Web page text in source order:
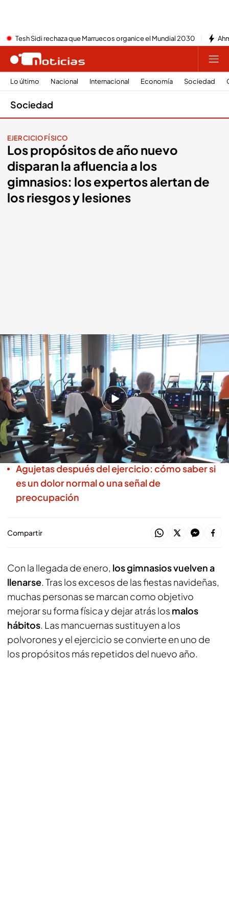
Tesh Sidi rechaza que Marruecos organice el Mundial 2030
Lo último Nacional Internacional Economía Sociedad
Sociedad
EJERCICIO FÍSICO
Los propósitos de año nuevo
disparan la afluencia a los
gimnasios: los expertos alertan de
los riesgos y lesiones
Los expertos alertan de los riesgos y lesiones que se pueden producir en el
gimnasio.NOTICIAS CUATRO
Redacción digital Noticias Cuatro
10 ENE 2026 - 15:41h.
Enero dispara la afluencia a los gimnasios, pero
los expertos alertan de los riesgos que pueden
ocasionar a nuestra salud
Agujetas después del ejercicio: cómo saber si
es un dolor normal o una señal de
preocupación
Compartir
Con la llegada de enero, los gimnasios vuelven a
llenarse. Tras los excesos de las fiestas navideñas,
muchas personas se marcan como objetivo
mejorar su forma física y dejar atrás los malos
hábitos. Las mancuernas sustituyen a los
polvorones y el ejercicio se convierte en uno de
los propósitos más repetidos del nuevo año.